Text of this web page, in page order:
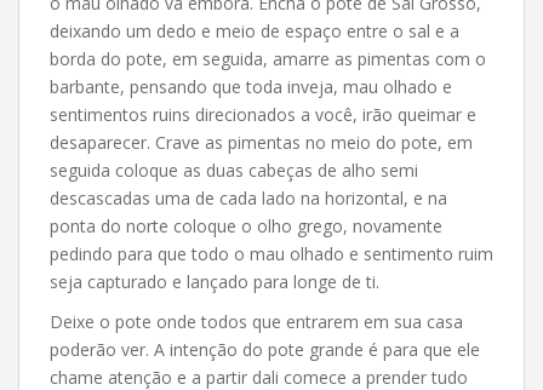
deixando um dedo e meio de espaço entre o sal e a
borda do pote, em seguida, amarre as pimentas com o
barbante, pensando que toda inveja, mau olhado e
sentimentos ruins direcionados a você, irão queimar e
desaparecer. Crave as pimentas no meio do pote, em
seguida coloque as duas cabeças de alho semi
descascadas uma de cada lado na horizontal, e na
ponta do norte coloque o olho grego, novamente
pedindo para que todo o mau olhado e sentimento ruim
seja capturado e lançado para longe de ti.
Deixe o pote onde todos que entrarem em sua casa
poderão ver. A intenção do pote grande é para que ele
chame atenção e a partir dali comece a prender tudo